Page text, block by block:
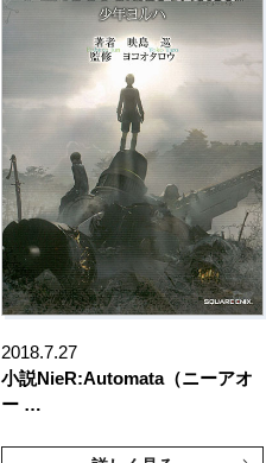
2018.7.27
小説NieR:Automata（ニーアオ
ー …